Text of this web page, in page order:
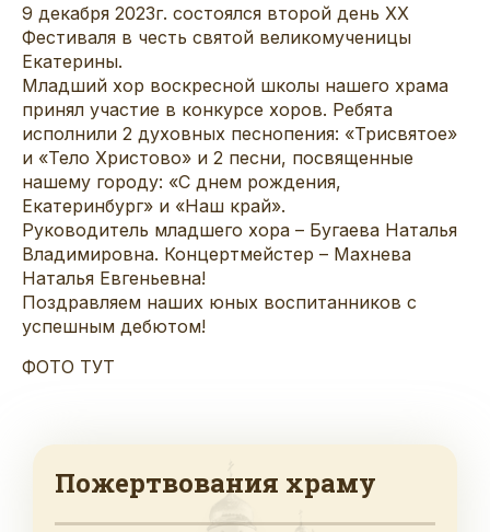
9 декабря 2023г. состоялся второй день XX
Фестиваля в честь святой великомученицы
Екатерины.
Младший хор воскресной школы нашего храма
принял участие в конкурсе хоров. Ребята
исполнили 2 духовных песнопения: «Трисвятое»
и «Тело Христово» и 2 песни, посвященные
нашему городу: «С днем рождения,
Екатеринбург» и «Наш край».
Руководитель младшего хора – Бугаева Наталья
Владимировна. Концертмейстер – Махнева
Наталья Евгеньевна!
Поздравляем наших юных воспитанников с
успешным дебютом!
ФОТО ТУТ
Пожертвования храму